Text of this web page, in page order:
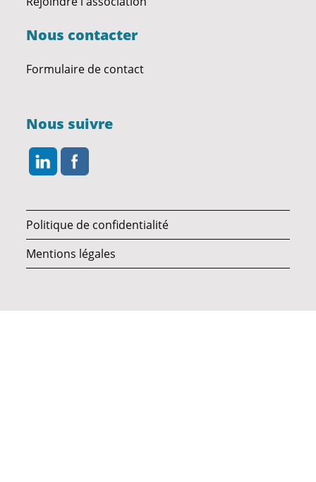
Nous contacter
Formulaire de contact
Nous suivre
Politique de confidentialité
Mentions légales